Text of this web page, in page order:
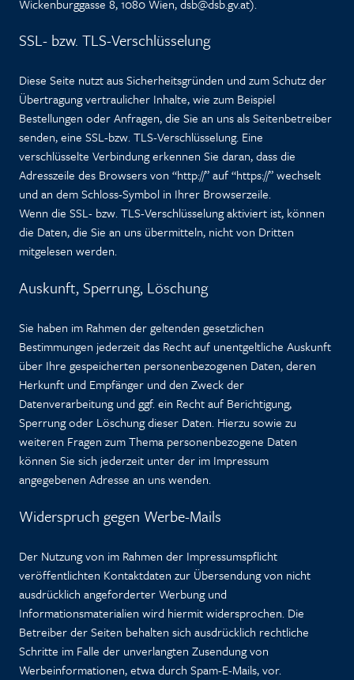
Wickenburggasse 8, 1080 Wien,dsb@dsb.gv.at).
SSL- bzw. TLS-Verschlüsselung
Diese Seite nutzt aus Sicherheitsgründen und zum Schutz der
Übertragung vertraulicher Inhalte, wie zum Beispiel
Bestellungen oder Anfragen, die Sie an uns als Seitenbetreiber
senden, eine SSL-bzw. TLS-Verschlüsselung. Eine
verschlüsselte Verbindung erkennen Sie daran, dass die
Adresszeile des Browsers von “http://” auf “https://” wechselt
und an dem Schloss-Symbol in Ihrer Browserzeile.
Wenn die SSL- bzw. TLS-Verschlüsselung aktiviert ist, können
die Daten, die Sie an uns übermitteln, nicht von Dritten
mitgelesen werden.
Auskunft, Sperrung, Löschung
Sie haben im Rahmen der geltenden gesetzlichen
Bestimmungen jederzeit das Recht auf unentgeltliche Auskunft
über Ihre gespeicherten personenbezogenen Daten, deren
Herkunft und Empfänger und den Zweck der
Datenverarbeitung und ggf. ein Recht auf Berichtigung,
Sperrung oder Löschung dieser Daten. Hierzu sowie zu
weiteren Fragen zum Thema personenbezogene Daten
können Sie sich jederzeit unter der im Impressum
angegebenen Adresse an uns wenden.
Widerspruch gegen Werbe-Mails
Der Nutzung von im Rahmen der Impressumspflicht
veröffentlichten Kontaktdaten zur Übersendung von nicht
ausdrücklich angeforderter Werbung und
Informationsmaterialien wird hiermit widersprochen. Die
Betreiber der Seiten behalten sich ausdrücklich rechtliche
Schritte im Falle der unverlangten Zusendung von
Werbeinformationen, etwa durch Spam-E-Mails, vor.